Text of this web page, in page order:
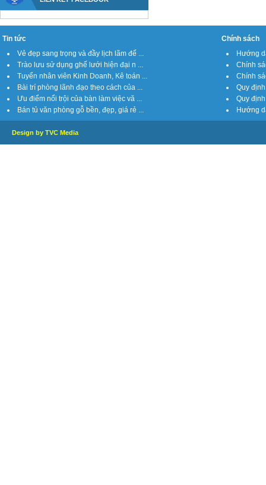
Tin tức
Vẻ đẹp sang trọng và đầy lịch lãm đế ...
Trào lưu sử dụng ghế lưới hiện đại n ...
Tuyển nhân viên Kinh Doanh, Kê toán ...
Bài trí phòng lãnh đạo theo cách của ...
Ưu điểm nổi trội của bàn làm việc vă ...
Bán tủ văn phòng gỗ bền, đẹp, giá rẻ ...
Chính sách
Hướng
Chính
Chính
Quy
Quy
Hướng
Design by TVC Media